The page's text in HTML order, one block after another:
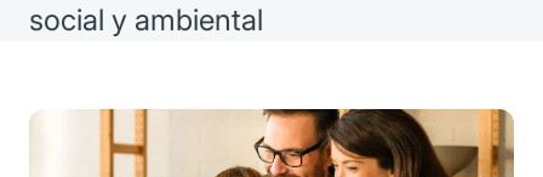
social y ambiental